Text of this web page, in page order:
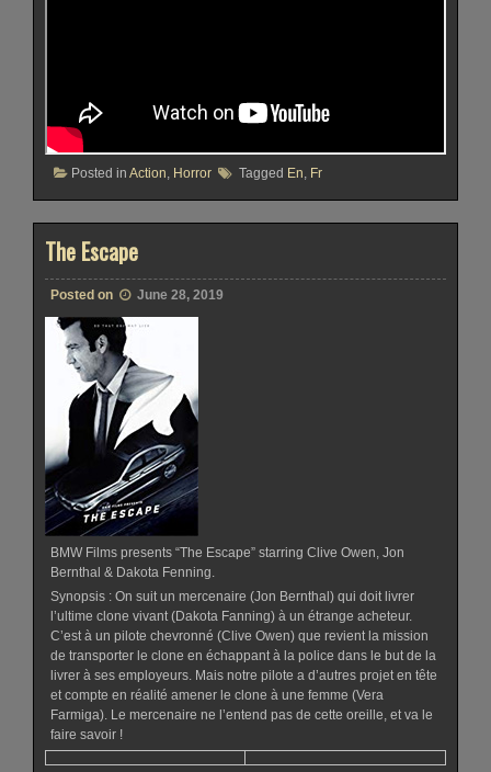
Posted in Action Horror Tagged En Fr
The Escape
Posted on June 28, 2019
BMW Films presents “The Escape” starring Clive Owen, Jon
Bernthal & Dakota Fenning.
Synopsis : On suit un mercenaire (Jon Bernthal) qui doit livrer
l’ultime clone vivant (Dakota Fanning) à un étrange acheteur.
C’est à un pilote chevronné (Clive Owen) que revient la mission
de transporter le clone en échappant à la police dans le but de la
livrer à ses employeurs. Mais notre pilote a d’autres projet en tête
et compte en réalité amener le clone à une femme (Vera
Farmiga). Le mercenaire ne l’entend pas de cette oreille, et va le
faire savoir !